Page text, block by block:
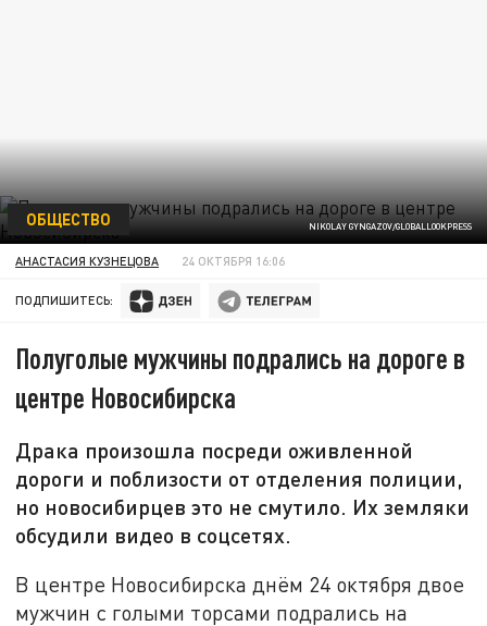
NIKOLAY GYNGAZOV/GLOBALLOOKPRESS
ОБЩЕСТВО
АНАСТАСИЯ КУЗНЕЦОВА 24 ОКТЯБРЯ 16:06
ПОДПИШИТЕСЬ:
Полуголые мужчины подрались на дороге в
центре Новосибирска
Драка произошла посреди оживленной
дороги и поблизости от отделения полиции,
но новосибирцев это не смутило. Их земляки
обсудили видео в соцсетях.
В центре Новосибирска днём 24 октября двое
мужчин с голыми торсами подрались на